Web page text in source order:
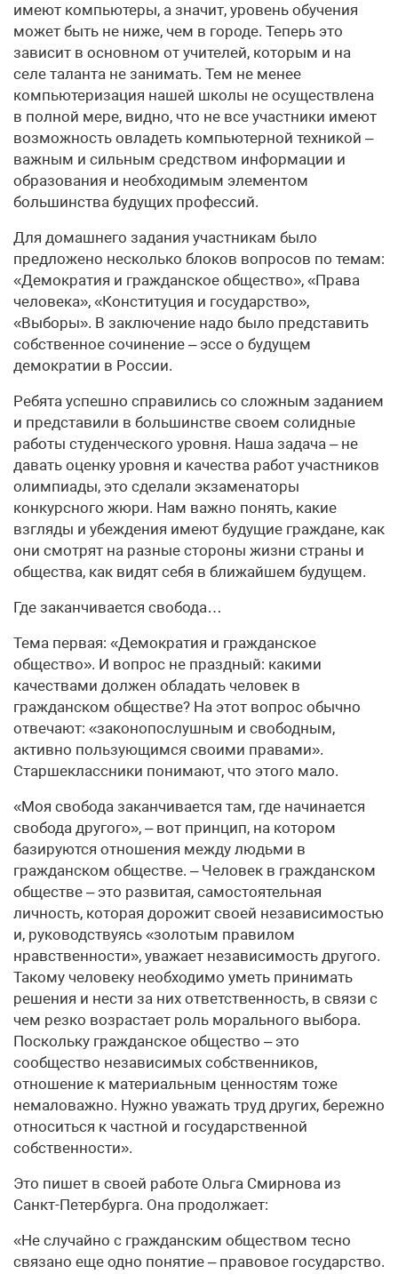
имеют компьютеры, а значит, уровень обучения
может быть не ниже, чем в городе. Теперь это
зависит в основном от учителей, которым и на
селе таланта не занимать. Тем не менее
компьютеризация нашей школы не осуществлена
в полной мере, видно, что не все участники имеют
возможность овладеть компьютерной техникой –
важным и сильным средством информации и
образования и необходимым элементом
большинства будущих профессий.
Для домашнего задания участникам было
предложено несколько блоков вопросов по темам:
«Демократия и гражданское общество», «Права
человека», «Конституция и государство»,
«Выборы». В заключение надо было представить
собственное сочинение – эссе о будущем
демократии в России.
Ребята успешно справились со сложным заданием
и представили в большинстве своем солидные
работы студенческого уровня. Наша задача – не
давать оценку уровня и качества работ участников
олимпиады, это сделали экзаменаторы
конкурсного жюри. Нам важно понять, какие
взгляды и убеждения имеют будущие граждане, как
они смотрят на разные стороны жизни страны и
общества, как видят себя в ближайшем будущем.
Где заканчивается свобода…
Тема первая: «Демократия и гражданское
общество». И вопрос не праздный: какими
качествами должен обладать человек в
гражданском обществе? На этот вопрос обычно
отвечают: «законопослушным и свободным,
активно пользующимся своими правами».
Старшеклассники понимают, что этого мало.
«Моя свобода заканчивается там, где начинается
свобода другого», – вот принцип, на котором
базируются отношения между людьми в
гражданском обществе. – Человек в гражданском
обществе – это развитая, самостоятельная
личность, которая дорожит своей независимостью
и, руководствуясь «золотым правилом
нравственности», уважает независимость другого.
Такому человеку необходимо уметь принимать
решения и нести за них ответственность, в связи с
чем резко возрастает роль морального выбора.
Поскольку гражданское общество – это
сообщество независимых собственников,
отношение к материальным ценностям тоже
немаловажно. Нужно уважать труд других, бережно
относиться к частной и государственной
собственности».
Это пишет в своей работе Ольга Смирнова из
Санкт-Петербурга. Она продолжает:
«Не случайно с гражданским обществом тесно
связано еще одно понятие – правовое государство.